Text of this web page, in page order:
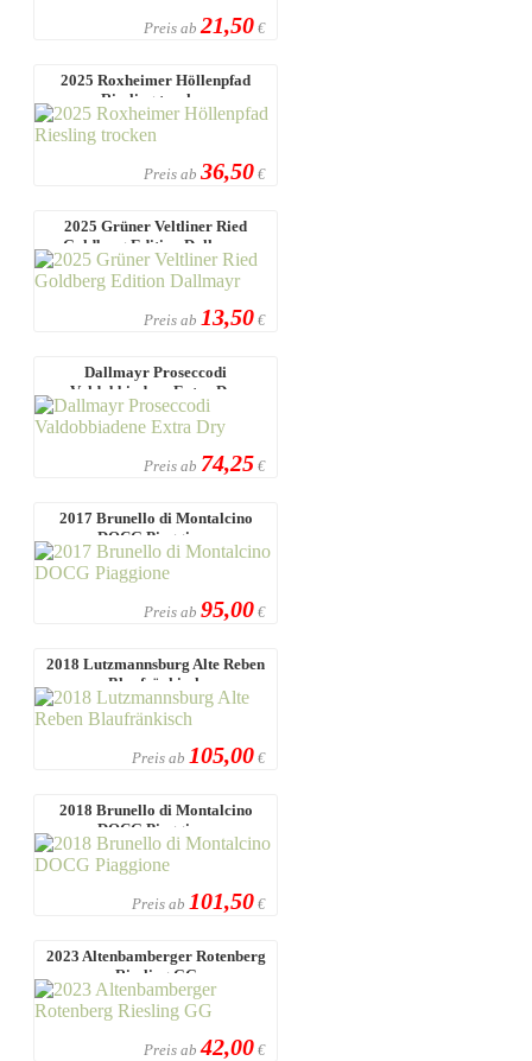
Preis ab 21,50 €
2025 Roxheimer Höllenpfad
Riesling trocken
Preis ab 36,50 €
2025 Grüner Veltliner Ried
Goldberg Edition Dallmayr
Preis ab 13,50 €
Dallmayr Proseccodi
Valdobbiadene Extra Dry
Preis ab 74,25 €
2017 Brunello di Montalcino
DOCG Piaggione
Preis ab 95,00 €
2018 Lutzmannsburg Alte Reben
Blaufränkisch
Preis ab 105,00 €
2018 Brunello di Montalcino
DOCG Piaggione
Preis ab 101,50 €
2023 Altenbamberger Rotenberg
Riesling GG
Preis ab 42,00 €